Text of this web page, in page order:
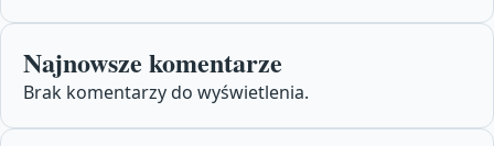
Najnowsze komentarze
Brak komentarzy do wyświetlenia.